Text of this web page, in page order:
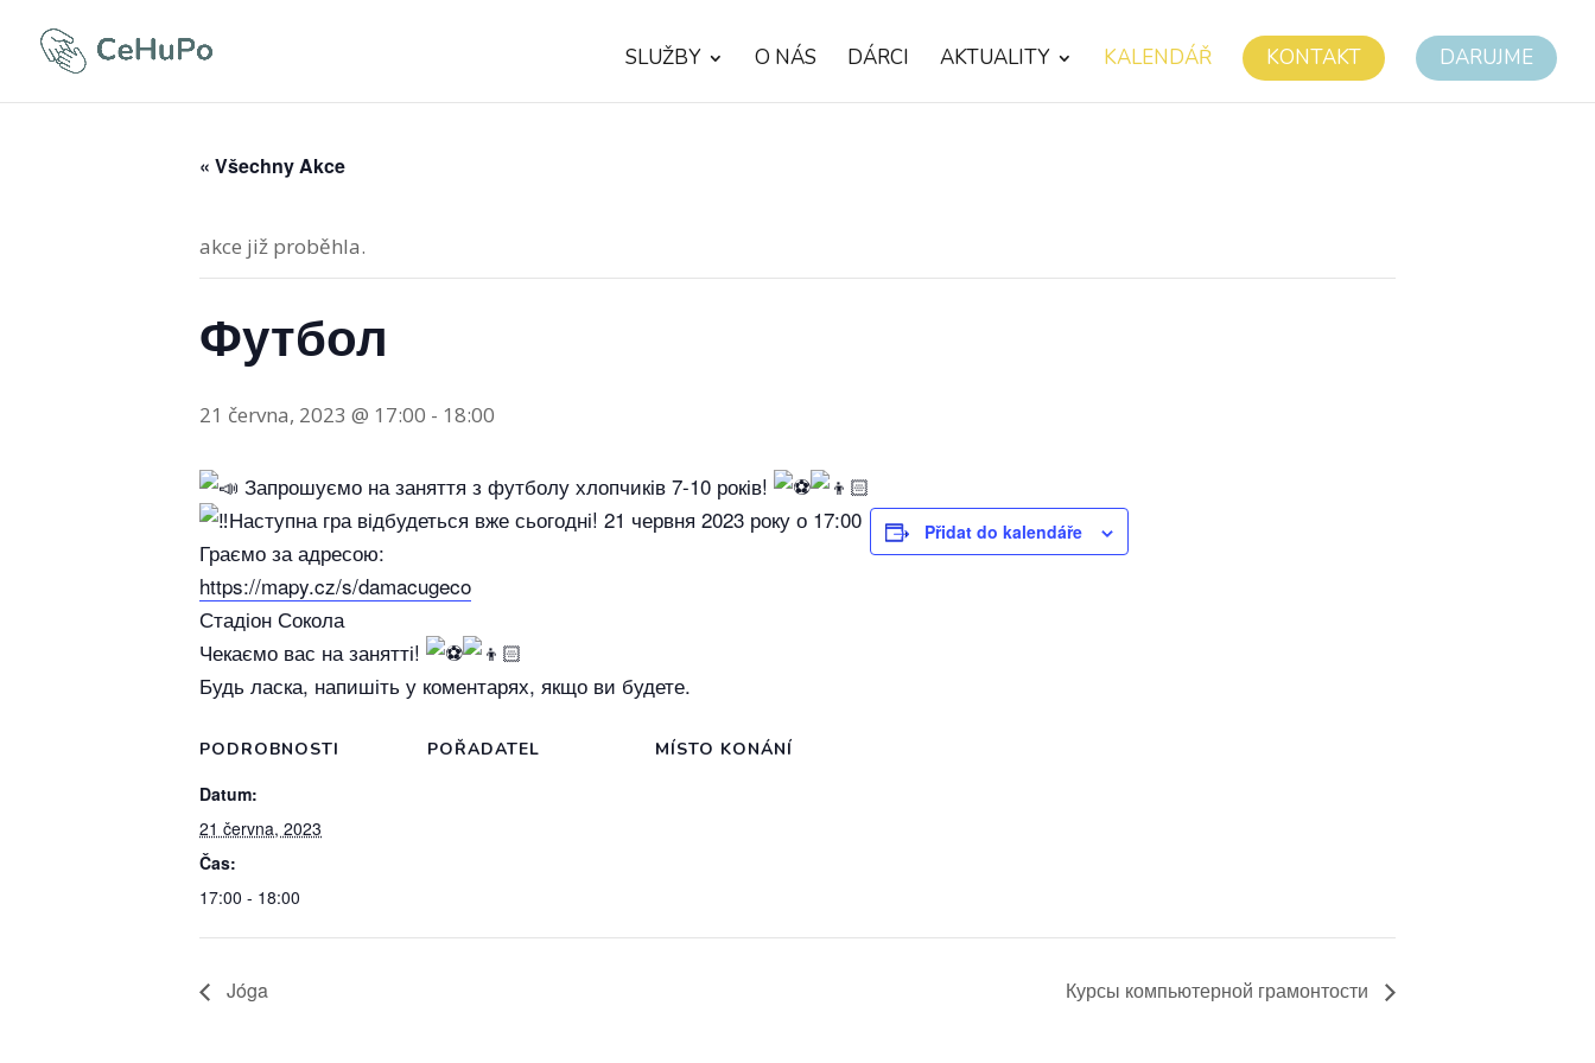
SLUŽBY O NÁS DÁRCI AKTUALITY KALENDÁŘ KONTAKT DARUJME
« Všechny Akce
akce již proběhla.
Футбол
21 června, 2023 @ 17:00 - 18:00
Запрошуємо на заняття з футболу хлопчиків 7-10 років!
Наступна гра відбудеться вже сьогодні! 21 червня 2023 року о 17:00
Граємо за адресою:
https://mapy.cz/s/damacugeco
Стадіон Сокола
Чекаємо вас на занятті!
Будь ласка, напишіть у коментарях, якщо ви будете.
Přidat do kalendáře
PODROBNOSTI
Datum:
21 června, 2023
Čas:
17:00 - 18:00
POŘADATEL MÍSTO KONÁNÍ
Jóga Курсы компьютерной грамонтости